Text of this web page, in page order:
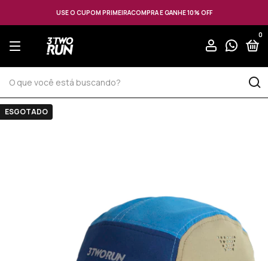
USE O CUPOM PRIMEIRACOMPRA E GANHE 10% OFF
0
ESGOTADO